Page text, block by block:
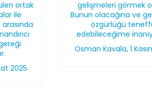
ortak
ile
2025
gelişmeleri görmek
Bunun olacağına ve
özgürlüğü
edebileceğime
Osman Kavala, 1